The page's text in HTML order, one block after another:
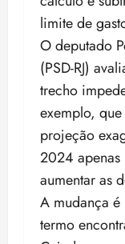
limite de
O deputado
(PSD-RJ)
trecho
exemplo,
projeção
2024 apenas
aumentar as
A mudança
termo